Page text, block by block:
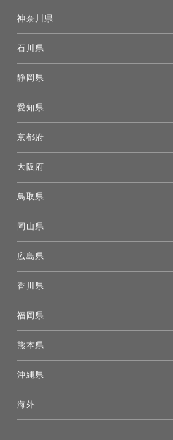
モーイ東京
キーブー東京
FLOS｜フロスデザインスペース青山
神奈川県
石川県
静岡県
愛知県
京都府
大阪府
鳥取県
岡山県
広島県
香川県
福岡県
熊本県
沖縄県
海外